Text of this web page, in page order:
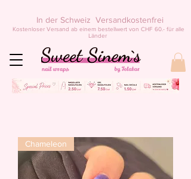
Kostenloser Versand ab einem bestellwert von CHF 60.- für alle
Länder
In der Schweiz Versandkostenfrei
Chameleon